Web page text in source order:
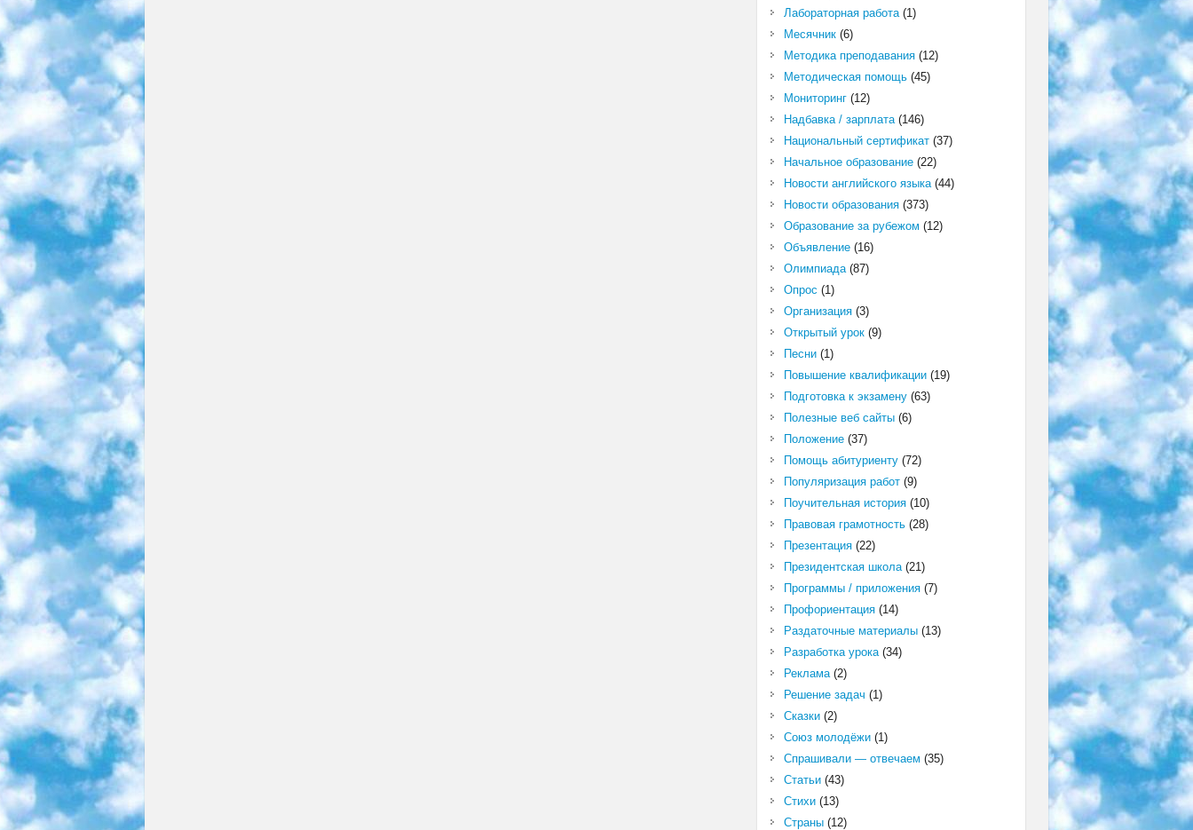
Лабораторная работа(1)
Месячник(6)
Методика преподавания(12)
Методическая помощь(45)
Мониторинг(12)
Надбавка / зарплата(146)
Национальный сертификат(37)
Начальное образование(22)
Новости английского языка(44)
Новости образования(373)
Образование за рубежом (12)
Объявление(16)
Олимпиада(87)
Опрос (1)
Организация(3)
Открытый урок(9)
Песни(1)
Повышение квалификации(19)
Подготовка к экзамену(63)
Полезные веб сайты(6)
Положение(37)
Помощь абитуриенту(72)
Популяризация работ(9)
Поучительная история(10)
Правовая грамотность(28)
Презентация(22)
Президентская школа(21)
Программы / приложения(7)
Профориентация(14)
Раздаточные материалы(13)
Разработка урока(34)
Реклама(2)
Решение задач (1)
Сказки(2)
Союз молодёжи(1)
Спрашивали — отвечаем (35)
Статьи(43)
Стихи(13)
Страны(12)